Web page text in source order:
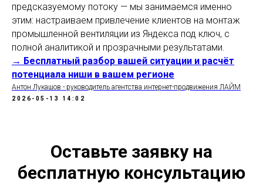
предсказуемому потоку — мы занимаемся именно
этим: настраиваем привлечение клиентов на монтаж
промышленной вентиляции из Яндекса под ключ, с
полной аналитикой и прозрачными результатами.
→ Бесплатный разбор вашей ситуации и расчёт
потенциала ниши в вашем регионе
Антон Лукашов - руководитель агентства интернет-продвижения ЛАЙМ
2026-05-13 14:02
Оставьте заявку на
бесплатную консультацию